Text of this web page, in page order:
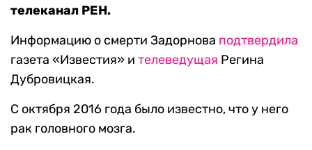
телеканал РЕН.
Информацию о смерти Задорнова подтвердила
газета «Известия» и телеведущая Регина
Дубровицкая.
С октября 2016 года было известно, что у него
рак головного мозга.